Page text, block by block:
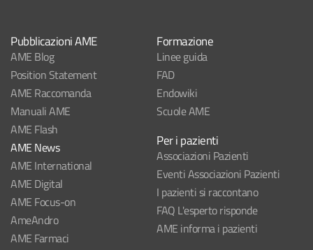
Pubblicazioni AME
AME Blog
Position Statement
AME Raccomanda
Manuali AME
AME Flash
AME News
AME International
AME Digital
AME Focus-on
AmeAndro
AME Farmaci
Formazione
Linee guida
FAD
Endowiki
Scuole AME
Per i pazienti
Associazioni Pazienti
Eventi Associazioni Pazienti
I pazienti si raccontano
FAQ L'esperto risponde
AME informa i pazienti